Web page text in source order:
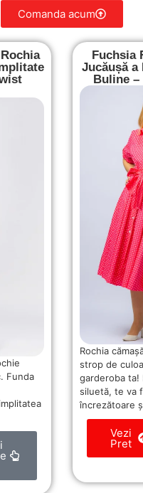
Comanda acum
Funda
Fuchsia
Jucăușă a
Buline –
Rochia
strop de
garderoba
siluetă, te va
încrezătoare
Vezi
Pret